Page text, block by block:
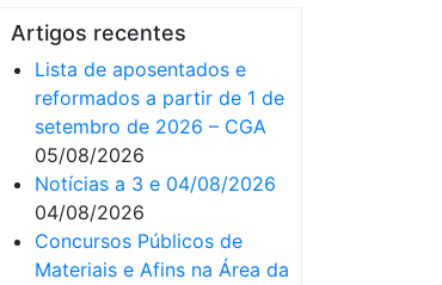
Artigos recentes
Lista de aposentados e
reformados a partir de 1 de
setembro de 2026 – CGA
05/08/2026
Notícias a 3 e 04/08/2026
04/08/2026
Concursos Públicos de
Materiais e Afins na Área da